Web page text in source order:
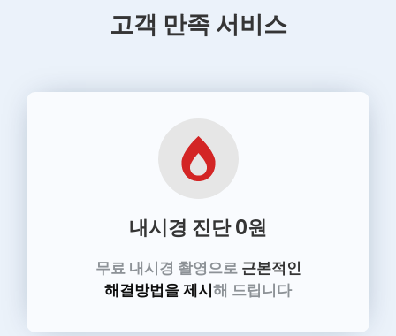
고객 만족 서비스
내시경 진단0원
무료 내시경 촬영으로 근본적인
해결방법을 제시해 드립니다